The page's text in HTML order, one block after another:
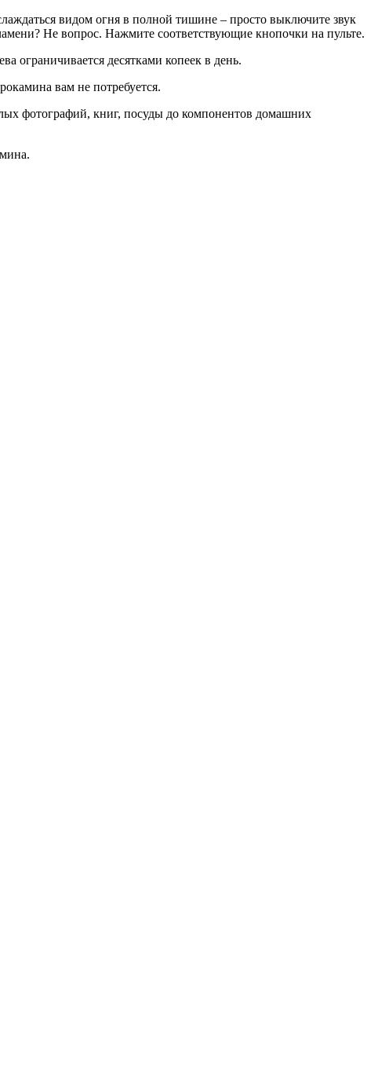
видом огня в полной тишине – просто выключите звук
Не вопрос. Нажмите соответствующие кнопочки на пульте.
ограничивается десятками копеек в день.
вам не потребуется.
фотографий, книг, посуды до компонентов домашних